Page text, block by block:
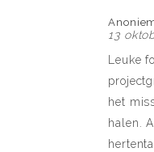
13
Leuke
het
halen.